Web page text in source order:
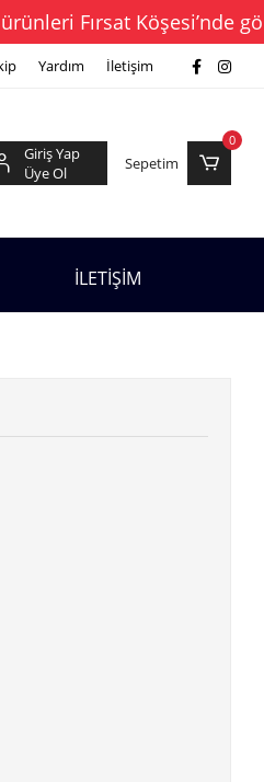
Fırsat Köşesi’nde gör →
Yardım İletişim
Giriş Yap
Üye Ol
Sepetim
0
İLETİŞİM